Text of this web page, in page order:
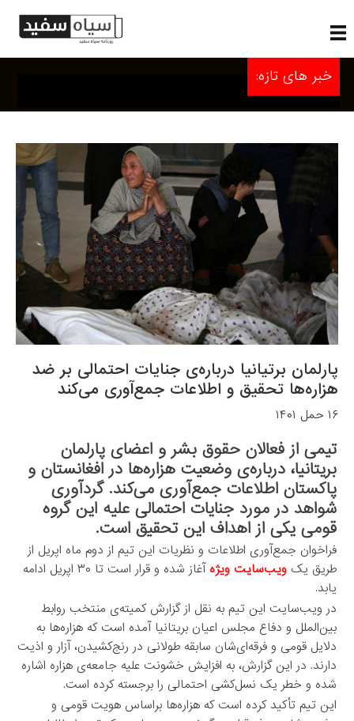
خبر های تازه:
پارلمان برتیانیا درباره‌ی جنایات احتمالی بر ضد
هزاره‌ها تحقیق و اطلاعات جمع‌آوری می‌کند
۱۶ حمل ۱۴۰۱
تیمی از فعالان حقوق بشر و اعضای پارلمان
بریتانیا، درباره‌ی وضعیت هزاره‌ها در افغانستان و
پاکستان اطلاعات جمع‌آوری می‌کند. گردآوری
شواهد در مورد جنایات احتمالی علیه این گروه
قومی یکی از اهداف این تحقیق است.
فراخوان جمع‌آوری اطلاعات و نظریات این تیم از دوم ماه اپریل از
طریق یک ویب‌سایت ویژه
آغاز شده و قرار است تا ۳۰ اپریل ادامه
یابد.
در ویب‌سایت این تیم به نقل از گزارش کمیته‌ی منتخب روابط
بین‌الملل و دفاع مجلس اعیان بریتانیا آمده است که هزاره‌ها به
دلایل قومی و فرقه‌ای‌شان سابقه طولانی در رنج‌کشیدن، آزار و اذیت
دارند. در این گزارش، به افزایش خشونت علیه جامعه‌ی هزاره اشاره
شده و خطر یک نسل‌کشی احتمالی را برجسته کرده است.
این تیم تأکید کرده است که هزاره‌ها براساس هویت قومی و